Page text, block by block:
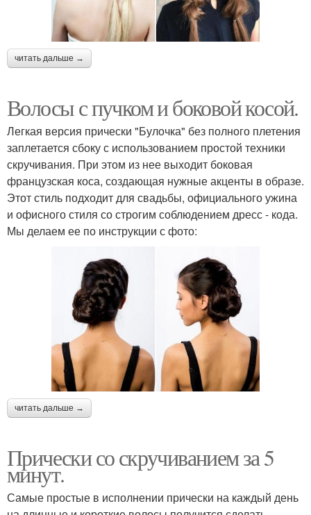
читать дальше →
Волосы с пучком и боковой косой.
Легкая версия прически "Булочка" без полного плетения
заплетается сбоку с использованием простой техники
скручивания. При этом из нее выходит боковая
французская коса, создающая нужные акценты в образе.
Этот стиль подходит для свадьбы, официального ужина
и офисного стиля со строгим соблюдением дресс - кода.
Мы делаем ее по инструкции с фото:
читать дальше →
Прически со скручиванием за 5
минут.
Самые простые в исполнении прически на каждый день